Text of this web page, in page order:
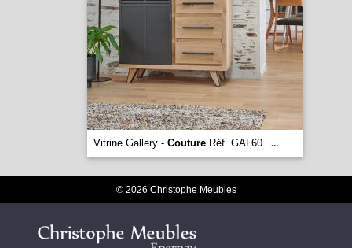
Vitrine Gallery - CoutureRéf. GAL60 ...
© 2026 Christophe Meubles